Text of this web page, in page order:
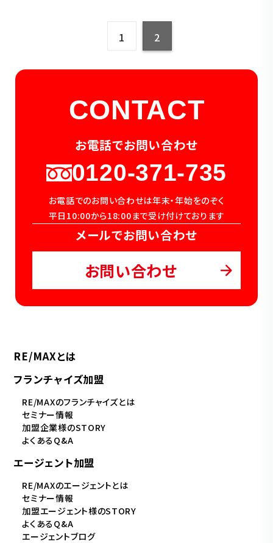
1 2
CONTACT
お電話でお問い合わせ
0120-371-735
お電話でのお問い合わせは年末・年始をのぞく
平日10:00から18:00まで受け付けております
メールでお問い合わせ
お問い合わせ
RE/MAXとは
フランチャイズ加盟
RE/MAXのフランチャイズとは
セミナー情報
加盟企業様のSTORY
よくあるQ&A
エージェント加盟
RE/MAXのエージェントとは
セミナー情報
加盟エージェント様のSTORY
よくあるQ&A
エージェントブログ